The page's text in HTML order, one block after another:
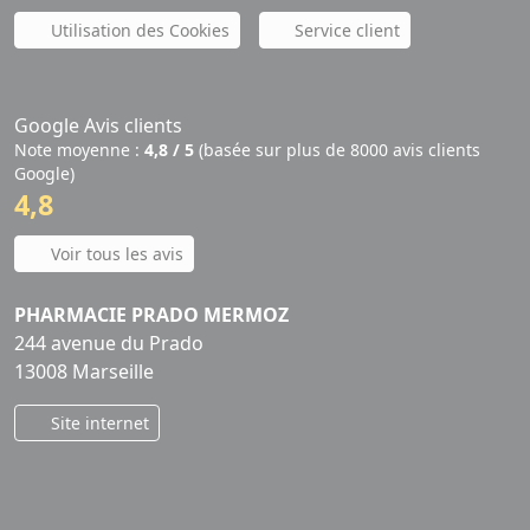
Utilisation des Cookies Service client
Google Avis clients
Note moyenne : 4,8 / 5 (basée sur plus de 8000 avis clients
Google)
4,8
Voir tous les avis
PHARMACIE PRADO MERMOZ
244 avenue du Prado
13008 Marseille
Site internet